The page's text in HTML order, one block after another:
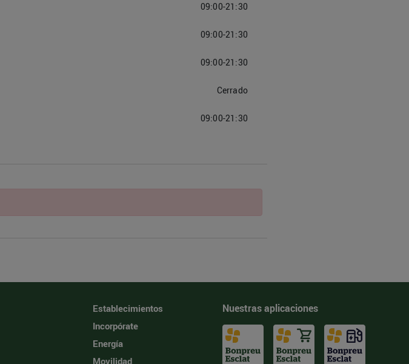
09:00-21:30
09:00-21:30
09:00-21:30
Cerrado
09:00-21:30
Establecimientos
Incorpórate
Energía
Movilidad
Nuestras aplicaciones